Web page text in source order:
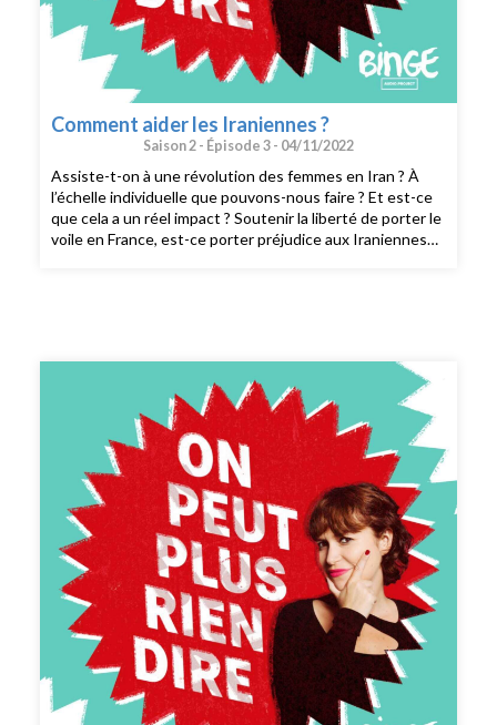
Comment aider les Iraniennes ?
Saison 2 - Épisode 3 - 04/11/2022
Assiste-t-on à une révolution des femmes en Iran ? À
l’échelle individuelle que pouvons-nous faire ? Et est-ce
que cela a un réel impact ? Soutenir la liberté de porter le
voile en France, est-ce porter préjudice aux Iraniennes
Quentin Bresson. Production et édition : Charlotte Baix.
Générique : Josselin Bordat (musique) et Bonnie Banane
(voix). Identité graphique : Sébastien Brothier (Upian).
Direction des programmes : Joël Ronez. Direction de la
rédaction : David Carzon. Direction générale : Gabrielle
Boeri-Charles.